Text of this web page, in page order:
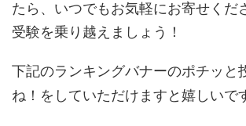
たら、いつでもお気軽にお寄せくだ
受験を乗り越えましょう！
下記のランキングバナーのポチッと
ね！をしていただけますと嬉しいで